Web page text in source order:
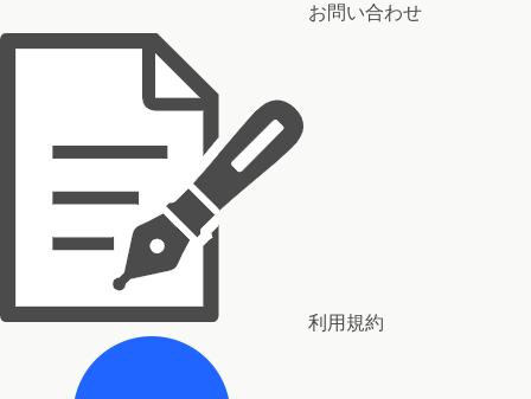
お問い合わせ
利用規約